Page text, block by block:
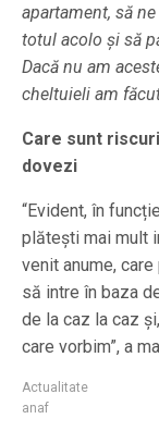
apartament, să
totul acolo și să
Dacă nu am
cheltuieli am
Care sunt
dovezi
“Evident, în
plătești mai mult
venit anume,
să intre în baza
de la caz la caz
care vorbim”, a
Actualitate
anaf